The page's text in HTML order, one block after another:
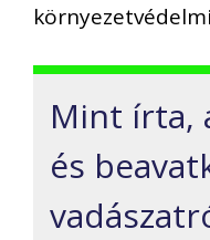
Mint írta,
és